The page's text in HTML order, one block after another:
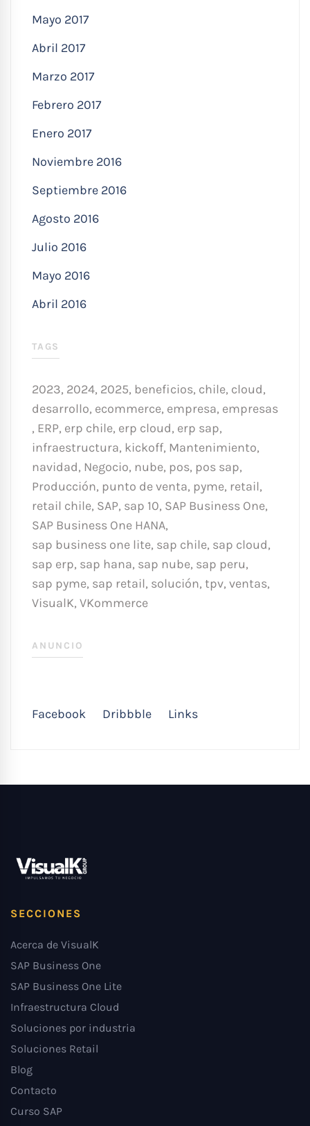
Mayo 2017
Abril 2017
Marzo 2017
Febrero 2017
Enero 2017
Noviembre 2016
Septiembre 2016
Agosto 2016
Julio 2016
Mayo 2016
Abril 2016
TAGS
2023, 2024, 2025, beneficios, chile, cloud,
desarrollo, ecommerce, empresa, empresas
, ERP, erp chile, erp cloud, erp sap,
infraestructura, kickoff, Mantenimiento,
navidad, Negocio, nube, pos, pos sap,
Producción, punto de venta, pyme, retail,
retail chile, SAP, sap 10, SAP Business One,
SAP Business One HANA,
sap business one lite, sap chile, sap cloud,
sap erp, sap hana, sap nube, sap peru,
sap pyme, sap retail, solución, tpv, ventas,
VisualK, VKommerce
ANUNCIO
Facebook Dribbble Links
SECCIONES
Acerca de VisualK
SAP Business One
SAP Business One Lite
Infraestructura Cloud
Soluciones por industria
Soluciones Retail
Blog
Contacto
Curso SAP